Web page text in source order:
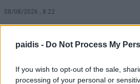
paidis - Do Not Process My
If you wish to opt-out of the sale,
processing of your personal or
08/08/2026 , 8:22
Σήμερα Σάββατο στη Λάρισα η
08/08/2026 , 8:12